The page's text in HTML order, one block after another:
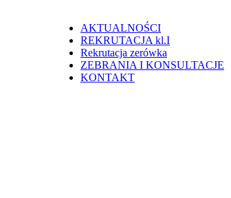
AKTUALNOŚCI
REKRUTACJA kl.I
Rekrutacja zerówka
ZEBRANIA I KONSULTACJE
KONTAKT